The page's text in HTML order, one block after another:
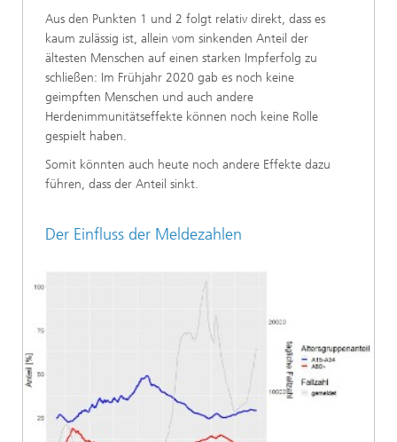
Aus den Punkten 1 und 2 folgt relativ direkt, dass es
kaum zulässig ist, allein vom sinkenden Anteil der
ältesten Menschen auf einen starken Impferfolg zu
schließen: Im Frühjahr 2020 gab es noch keine
geimpften Menschen und auch andere
Herdenimmunitätseffekte können noch keine Rolle
gespielt haben.
Somit könnten auch heute noch andere Effekte dazu
führen, dass der Anteil sinkt.
Der Einfluss der Meldezahlen